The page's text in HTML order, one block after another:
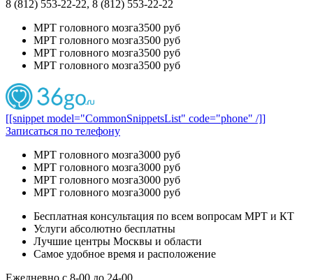
8 (812) 553-22-22, 8 (812) 553-22-22
МРТ головного мозга3500 руб
МРТ головного мозга3500 руб
МРТ головного мозга3500 руб
МРТ головного мозга3500 руб
[[snippet model="CommonSnippetsList" code="phone" /]]
Записаться по телефону
МРТ головного мозга3000 руб
МРТ головного мозга3000 руб
МРТ головного мозга3000 руб
МРТ головного мозга3000 руб
Бесплатная консультация по всем вопросам МРТ и КТ
Услуги абсолютно бесплатны
Лучшие центры Москвы и области
Самое удобное время и расположение